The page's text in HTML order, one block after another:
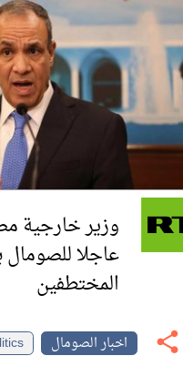
وزير خارجية
عاجلا للصومال
المختطفين
اخبار الصومال